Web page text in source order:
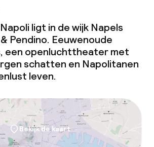
ligt in de wijk Napels
Pendino. Eeuwenoude
een openluchttheater met
schatten en Napolitanen
leven.
Bekijk de kaart